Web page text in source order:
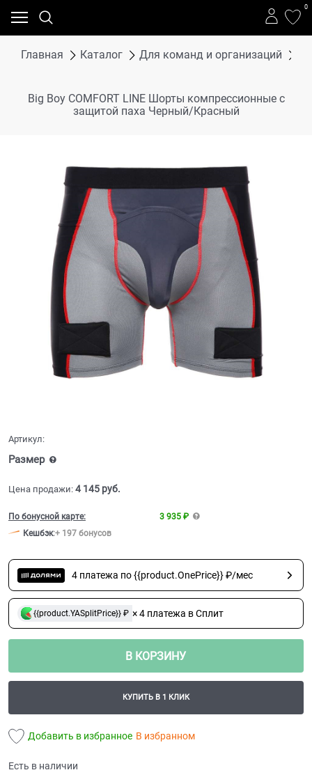
0
Главная Каталог Для команд и организаций
Big Boy COMFORT LINE Шорты компрессионные с
защитой паха Черный/Красный
Артикул:
Размер
Цена продажи: 4 145 руб.
По бонусной карте:
3 935 ₽
Кешбэк:+ 197 бонусов
4 платежа по {{product.OnePrice}} ₽/мес
{{product.YASplitPrice}} ₽ × 4 платежа в Сплит
В КОРЗИНУ
КУПИТЬ В 1 КЛИК
Добавить в избранное В избранном
Есть в наличии